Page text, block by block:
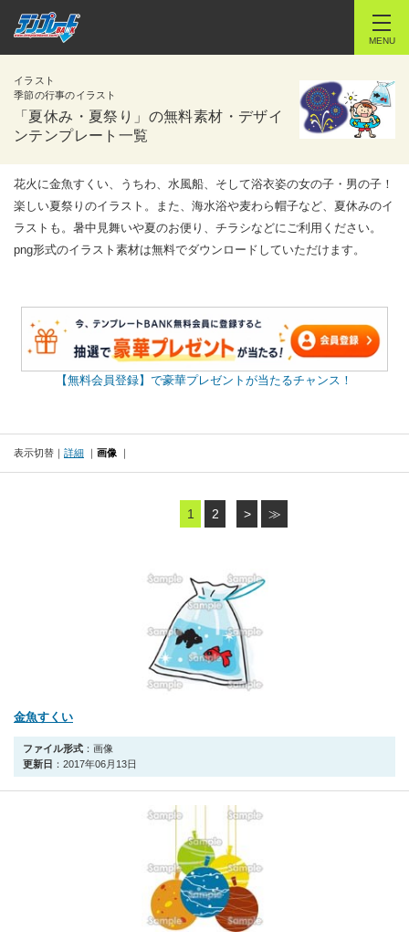
MENU
イラスト
季節の行事のイラスト
「夏休み・夏祭り」の無料素材・デザイ
ンテンプレート一覧
花火に金魚すくい、うちわ、水風船、そして浴衣姿の女の子・男の子！
楽しい夏祭りのイラスト。また、海水浴や麦わら帽子など、夏休みのイ
ラストも。暑中見舞いや夏のお便り、チラシなどにご利用ください。
png形式のイラスト素材は無料でダウンロードしていただけます。
【無料会員登録】で豪華プレゼントが当たるチャンス！
表示切替 詳細 画像
1 2 > ≫
金魚すくい
ファイル形式 ：画像
更新日 ：2017年06月13日